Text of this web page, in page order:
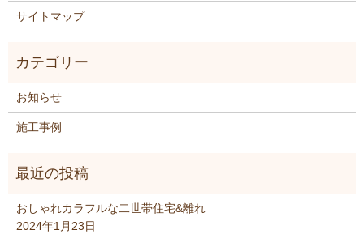
サイトマップ
お知らせ
施工事例
おしゃれカラフルな二世帯住宅&離れ
2024年1月23日